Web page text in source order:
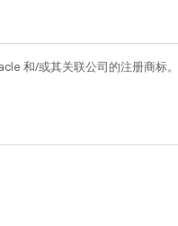
和/或其关联公司的注册商标。